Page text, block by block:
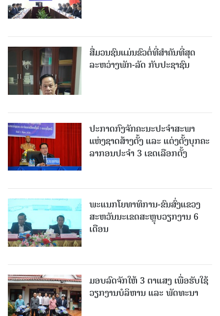
ສື່ມວນຊົນແມ່ນຂົວຕໍ່ທີ່ສໍາຄັນທີ່ສຸດ
ລະຫວ່າງພັກ-ລັດ ກັບປະຊາຊົນ
ປະກາດກົງຈັກຄະນະປະຈໍາສະພາ
ແຫ່ງຊາດສ້າງຕັ້ງ ແລະ ແຕ່ງຕັ້ງບຸກຄະ
ລາກອນປະຈໍາ 3 ເຂດເລືອກຕັ້ງ
ພະແນກໂຍທາທິການ-ຂົນສົ່ງແຂວງ
ສະຫວັນນະເຂດສະຫຼຸບວຽກງານ 6
ເດືອນ
ມອບລົດຈັກໃຫ້ 3 ຕາແສງ ເພື່ອຮັບໃຊ້
ວຽກງານບໍລິຫານ ແລະ ພັດທະນາ